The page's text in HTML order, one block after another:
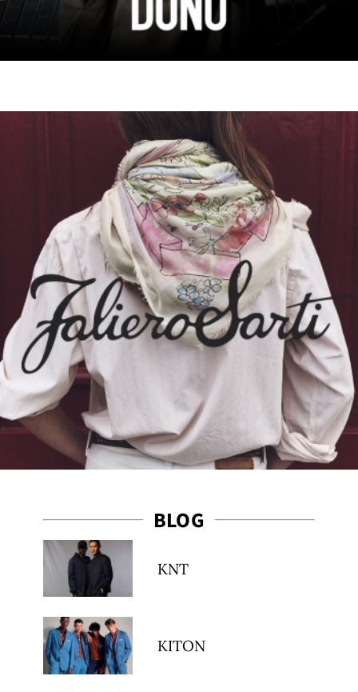
BLOG
KNT
KITON